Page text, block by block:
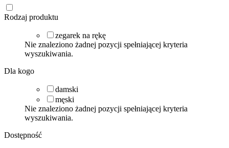
Rodzaj produktu
zegarek na rękę
Nie znaleziono żadnej pozycji spełniającej kryteria
wyszukiwania.
Dla kogo
damski
męski
Nie znaleziono żadnej pozycji spełniającej kryteria
wyszukiwania.
Dostępność